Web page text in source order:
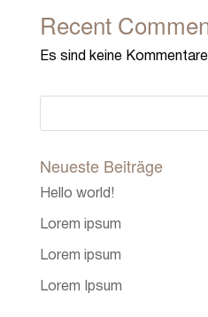
Recent
Es sind keine
Neueste Beiträge
Hello world!
Lorem ipsum
Lorem ipsum
Lorem Ipsum